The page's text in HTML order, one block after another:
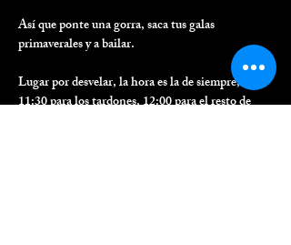
Así que ponte una gorra, saca tus galas
primaverales y a bailar.
Lugar por desvelar, la hora es la de siempre,
11:30 para los tardones, 12:00 para el resto de